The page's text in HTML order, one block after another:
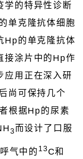
学的特异性诊断
单克隆抗体细胞
Hp的单克隆抗体
接涂片中的Hp作
应用正在深入研
尚可保持几个
根据Hp的尿素
3而设计了口服
气中的 13C和